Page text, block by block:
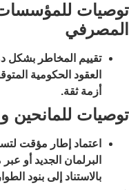
توصيات للمؤسسات
المصرفي
تقييم المخاطر بشكل
العقود الحكومية
أزمة ثقة.
توصيات للمانحين
اعتماد إطار مؤقت
البرلمان الجديد أو
بالاستناد إلى بنود